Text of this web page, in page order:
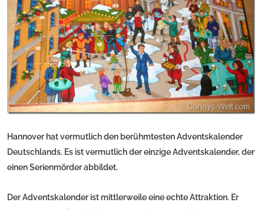
Hannover hat vermutlich den berühmtesten Adventskalender
Deutschlands. Es ist vermutlich der einzige Adventskalender, der
einen Serienmörder abbildet.
Der Adventskalender ist mittlerweile eine echte Attraktion. Er